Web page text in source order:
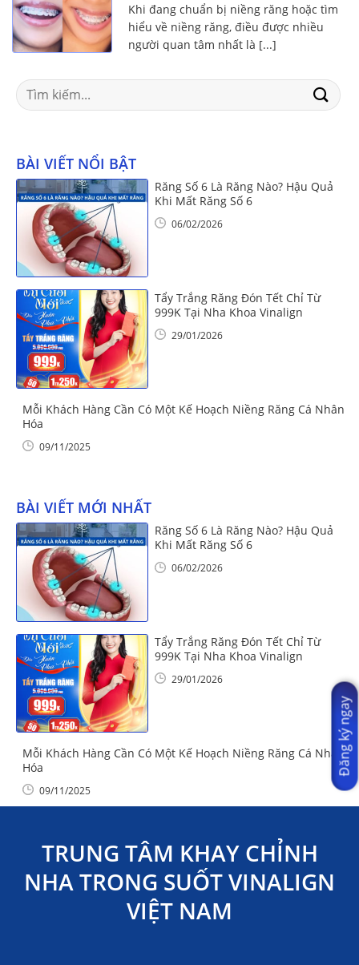
Khi đang chuẩn bị niềng răng hoặc tìm
hiểu về niềng răng, điều được nhiều
người quan tâm nhất là [...]
Search
for:
BÀI VIẾT NỔI BẬT
Răng Số 6 Là Răng Nào? Hậu Quả
Khi Mất Răng Số 6
06/02/2026
Tẩy Trắng Răng Đón Tết Chỉ Từ
999K Tại Nha Khoa Vinalign
29/01/2026
Mỗi Khách Hàng Cần Có Một Kế Hoạch Niềng Răng Cá Nhân
Hóa
09/11/2025
BÀI VIẾT MỚI NHẤT
Răng Số 6 Là Răng Nào? Hậu Quả
Khi Mất Răng Số 6
06/02/2026
Tẩy Trắng Răng Đón Tết Chỉ Từ
999K Tại Nha Khoa Vinalign
29/01/2026
Mỗi Khách Hàng Cần Có Một Kế Hoạch Niềng Răng Cá Nhân
Hóa
09/11/2025
TRUNG TÂM KHAY CHỈNH
NHA TRONG SUỐT VINALIGN
VIỆT NAM
Đăng ký ngay